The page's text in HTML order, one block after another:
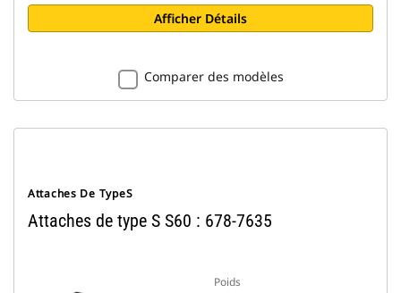
Afficher Détails
Comparer des modèles
Attaches De TypeS
Attaches de type S S60 : 678-7635
Poids